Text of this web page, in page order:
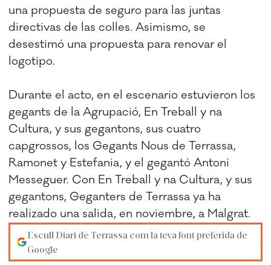
una propuesta de seguro para las juntas
directivas de las colles. Asimismo, se
desestimó una propuesta para renovar el
logotipo.
Durante el acto, en el escenario estuvieron los
gegants de la Agrupació, En Treball y na
Cultura, y sus gegantons, sus cuatro
capgrossos, los Gegants Nous de Terrassa,
Ramonet y Estefania, y el gegantó Antoni
Messeguer. Con En Treball y na Cultura, y sus
gegantons, Geganters de Terrassa ya ha
realizado una salida, en noviembre, a Malgrat.
Escull Diari de Terrassa com la teva font preferida de
Google